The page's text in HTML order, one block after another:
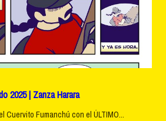
2025 | Zanza Harara
Cuervito Fumanchú con el ÚLTIMO...